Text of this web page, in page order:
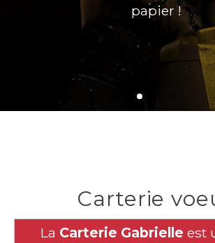
papier !
Carterie
La Carterie Gabrielle est